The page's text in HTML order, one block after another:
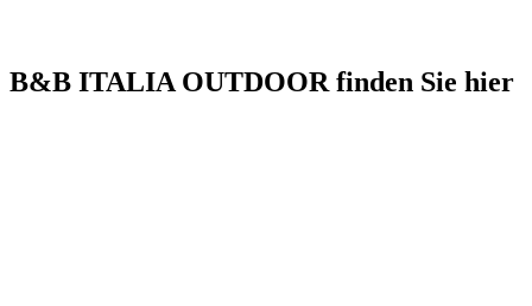
B&B ITALIA OUTDOOR finden Sie hier